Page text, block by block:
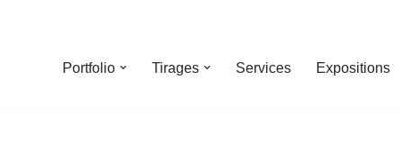
Portfolio Tirages Services Expositions